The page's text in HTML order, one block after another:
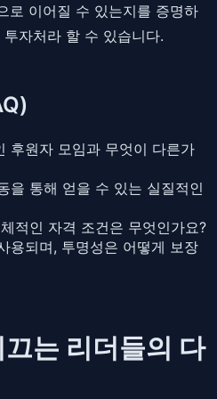
로 이어질 수 있는지를 증명하
자처라 할 수 있습니다.
후원자 모임과 무엇이 다른가
을 통해 얻을 수 있는 실질적인
적인 자격 조건은 무엇인가요?
용되며, 투명성은 어떻게 보장
는 리더들의 다